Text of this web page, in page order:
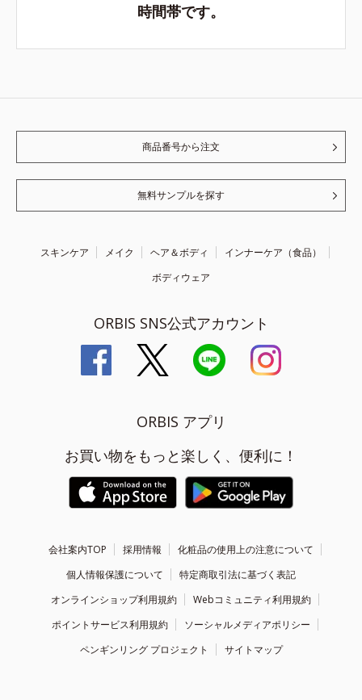
時間帯です。
商品番号から注文
無料サンプルを探す
スキンケア メイク ヘア＆ボディ
インナーケア（食品）
ボディウェア
ORBIS SNS公式アカウント
ORBIS アプリ
お買い物をもっと楽しく、便利に！
会社案内TOP 採用情報
化粧品の使用上の注意について
個人情報保護について
特定商取引法に基づく表記
オンラインショップ利用規約
Webコミュニティ利用規約
ポイントサービス利用規約
ソーシャルメディアポリシー
ペンギンリング プロジェクト
サイトマップ